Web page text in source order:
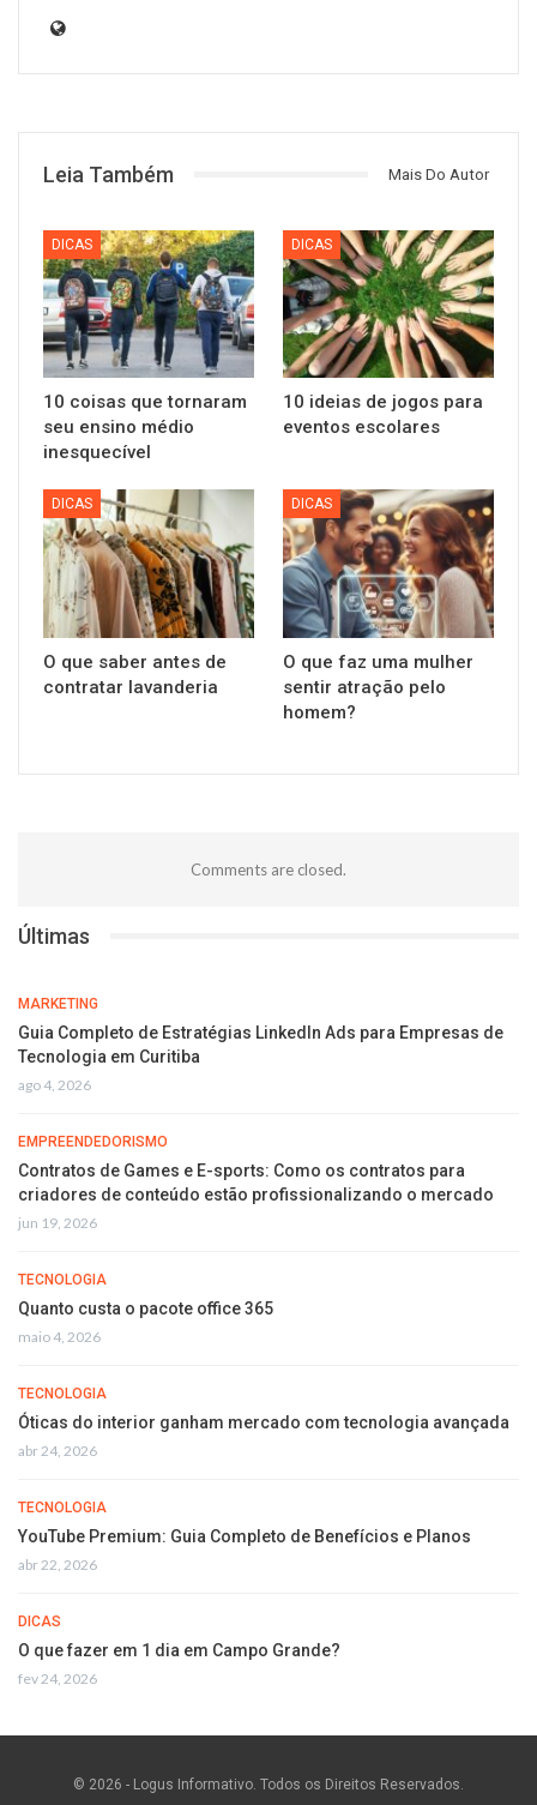
Leia Também Mais Do Autor
DICAS
10 coisas que tornaram
seu ensino médio
inesquecível
DICAS
10 ideias de jogos para
eventos escolares
DICAS
O que saber antes de
contratar lavanderia
DICAS
O que faz uma mulher
sentir atração pelo
homem?
Comments are closed.
Últimas
MARKETING
Guia Completo de Estratégias LinkedIn Ads para Empresas de
Tecnologia em Curitiba
ago 4, 2026
EMPREENDEDORISMO
Contratos de Games e E-sports: Como os contratos para
criadores de conteúdo estão profissionalizando o mercado
jun 19, 2026
TECNOLOGIA
Quanto custa o pacote office 365
maio 4, 2026
TECNOLOGIA
Óticas do interior ganham mercado com tecnologia avançada
abr 24, 2026
TECNOLOGIA
YouTube Premium: Guia Completo de Benefícios e Planos
abr 22, 2026
DICAS
O que fazer em 1 dia em Campo Grande?
fev 24, 2026
© 2026 - Logus Informativo. Todos os Direitos Reservados.